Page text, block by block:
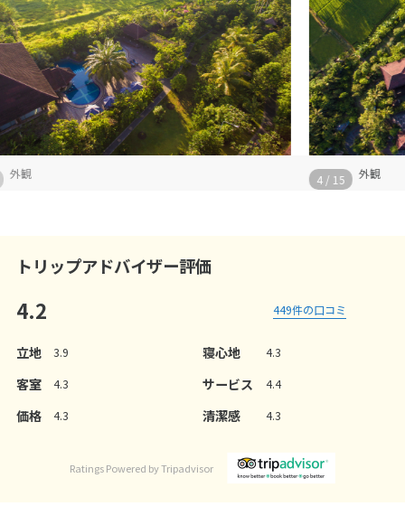
トリップアドバイザー評価
4.2 449件の口コミ
立地 3.9 寝心地 4.3
客室 4.3 サービス 4.4
価格 4.3 清潔感 4.3
Ratings Powered by Tripadvisor